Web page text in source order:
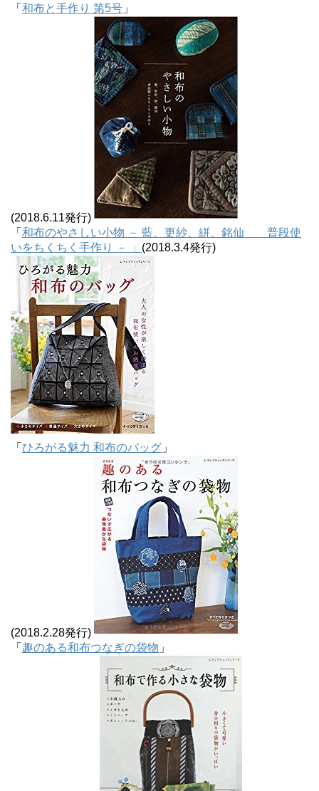
「 和布と手作り 第5号 」
(2018.6.11発行)
「 和布のやさしい小物 － 藍、更紗、絣、銘仙 普段使
いをちくちく手作り － 」 (2018.3.4発行)
「 ひろがる魅力 和布のバッグ 」
(2018.2.28発行)
「 趣のある和布つなぎの袋物 」